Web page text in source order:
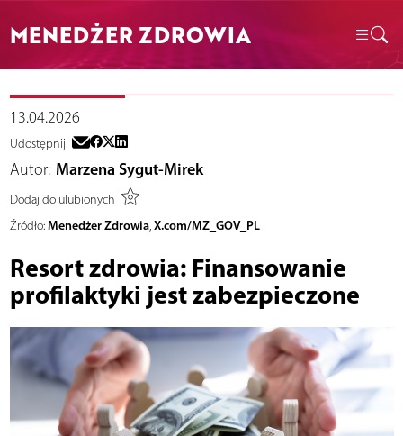
MENEDŻER ZDROWIA
13.04.2026
Udostępnij
Autor: Marzena Sygut-Mirek
Dodaj do ulubionych
Źródło: Menedżer Zdrowia,X.com/MZ_GOV_PL
Resort zdrowia: Finansowanie
profilaktyki jest zabezpieczone